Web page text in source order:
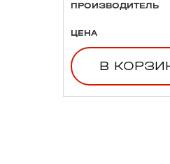
ПРОИЗВОДИТЕЛЬ
ЦЕНА
В